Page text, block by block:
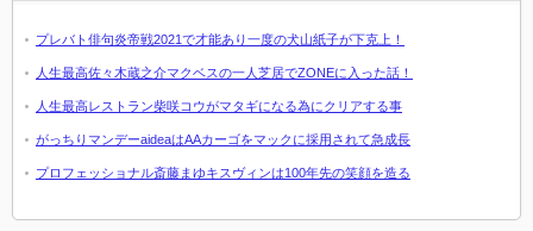
プレバト俳句炎帝戦2021で才能あり一度の犬山紙子が下克上！
人生最高佐々木蔵之介マクベスの一人芝居でZONEに入った話！
人生最高レストラン柴咲コウがマタギになる為にクリアする事
がっちりマンデーaideaはAAカーゴをマックに採用されて急成長
プロフェッショナル斎藤まゆキスヴィンは100年先の笑顔を造る